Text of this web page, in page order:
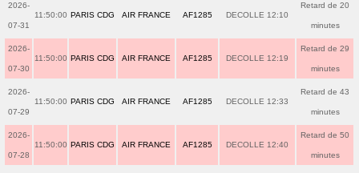
2026-
07-31
11:50:00 PARIS CDG AIR FRANCE AF1285 DECOLLE 12:10
Retard de 20
minutes
2026-
07-30
11:50:00 PARIS CDG AIR FRANCE AF1285 DECOLLE 12:19
Retard de 29
minutes
2026-
07-29
11:50:00 PARIS CDG AIR FRANCE AF1285 DECOLLE 12:33
Retard de 43
minutes
2026-
07-28
11:50:00 PARIS CDG AIR FRANCE AF1285 DECOLLE 12:40
Retard de 50
minutes